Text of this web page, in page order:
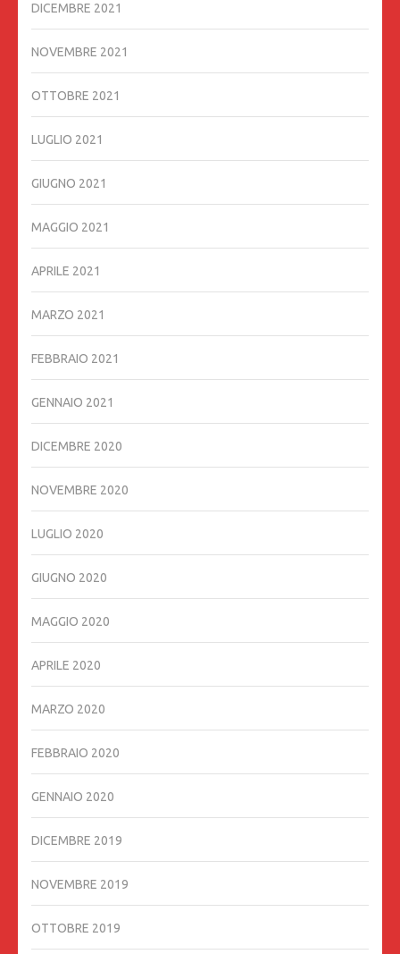
DICEMBRE 2021
NOVEMBRE 2021
OTTOBRE 2021
LUGLIO 2021
GIUGNO 2021
MAGGIO 2021
APRILE 2021
MARZO 2021
FEBBRAIO 2021
GENNAIO 2021
DICEMBRE 2020
NOVEMBRE 2020
LUGLIO 2020
GIUGNO 2020
MAGGIO 2020
APRILE 2020
MARZO 2020
FEBBRAIO 2020
GENNAIO 2020
DICEMBRE 2019
NOVEMBRE 2019
OTTOBRE 2019